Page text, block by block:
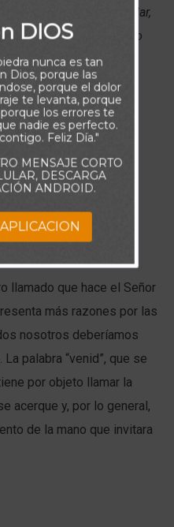
vez que llego a dudar,
puedo retomar el camino
a alcanzar el
Devocional de Hoy:
llamado que hace el Señor
más razones por las
nosotros deberíamos
palabra “venid”, que se
por objeto llamar la
acerque y, por lo general,
de la mano que invitara
DIOS
nunca es tan
Dios, porque las
porque el dolor
te levanta, porque
los errores te
nadie es perfecto.
Feliz Día."
MENSAJE CORTO
DESCARGA
ANDROID.